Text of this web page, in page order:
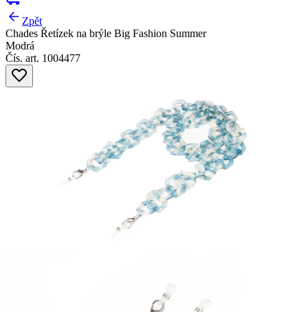
Zpět
Chades Řetízek na brýle Big Fashion Summer
Modrá
Čís. art. 1004477